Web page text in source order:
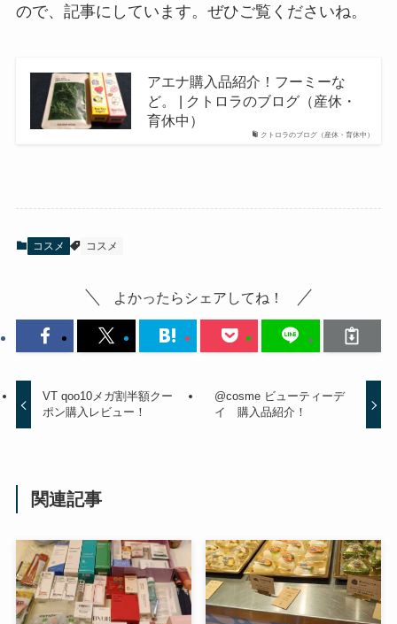
ので、記事にしています。ぜひご覧くださいね。
クトロラのブログ（産休・育休中）
アエナ購入品紹介！フーミーな
ど。 | クトロラのブログ（産休・
育休中）
コスメ コスメ
よかったらシェアしてね！
VT qoo10メガ割半額クー
ポン購入レビュー！
@cosme ビューティーデ
イ 購入品紹介！
関連記事